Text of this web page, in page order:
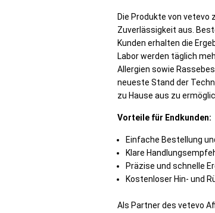
Die Produkte von
Zuverlässigkeit aus.
Kunden erhalten die
Labor werden täglich
Allergien sowie
neueste Stand der
zu Hause aus zu
Vorteile für Endkunden:
Einfache Bestellung
Klare
Präzise und schnelle
Kostenloser Hin- und
Als Partner des vetevo